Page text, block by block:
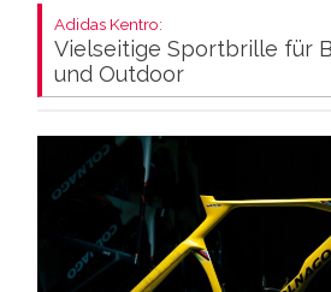
Adidas Kentro:
Vielseitige Sportbrille für
und Outdoor